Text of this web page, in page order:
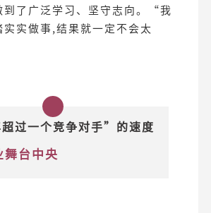
到了广泛学习、坚守志向。“我
实实做事,结果就一定不会太
过一个竞争对手”的速度
舞台中央